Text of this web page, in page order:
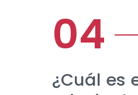
¿Cuál es